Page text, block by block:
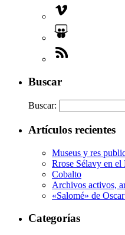
Buscar
Buscar:
Artículos recientes
Museus y res
Rrose Sélavy en
Cobalto
Archivos activos,
«Salomé» de
Categorías